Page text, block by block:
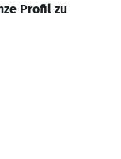
Profil zu